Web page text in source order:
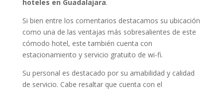
hoteles en Guadalajara.
Si bien entre los comentarios destacamos su ubicación
como una de las ventajas más sobresalientes de este
cómodo hotel, este también cuenta con
estacionamiento y servicio gratuito de wi-fi.
Su personal es destacado por su amabilidad y calidad
de servicio. Cabe resaltar que cuenta con el